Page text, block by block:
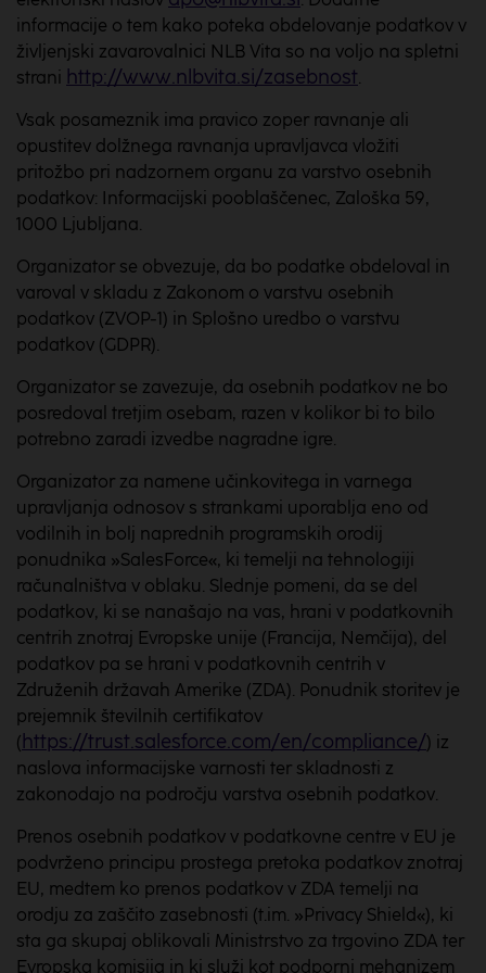
informacije o tem kako poteka obdelovanje podatkov v
življenjski zavarovalnici NLB Vita so na voljo na spletni
strani http://www.nlbvita.si/zasebnost.
Vsak posameznik ima pravico zoper ravnanje ali
opustitev dolžnega ravnanja upravljavca vložiti
pritožbo pri nadzornem organu za varstvo osebnih
podatkov: Informacijski pooblaščenec, Zaloška 59,
1000 Ljubljana.
Organizator se obvezuje, da bo podatke obdeloval in
varoval v skladu z Zakonom o varstvu osebnih
podatkov (ZVOP-1) in Splošno uredbo o varstvu
podatkov (GDPR).
Organizator se zavezuje, da osebnih podatkov ne bo
posredoval tretjim osebam, razen v kolikor bi to bilo
potrebno zaradi izvedbe nagradne igre.
Organizator za namene učinkovitega in varnega
upravljanja odnosov s strankami uporablja eno od
vodilnih in bolj naprednih programskih orodij
ponudnika »SalesForce«, ki temelji na tehnologiji
računalništva v oblaku. Slednje pomeni, da se del
podatkov, ki se nanašajo na vas, hrani v podatkovnih
centrih znotraj Evropske unije (Francija, Nemčija), del
podatkov pa se hrani v podatkovnih centrih v
Združenih državah Amerike (ZDA). Ponudnik storitev je
prejemnik številnih certifikatov
( https://trust.salesforce.com/en/compliance/) iz
naslova informacijske varnosti ter skladnosti z
zakonodajo na področju varstva osebnih podatkov.
Prenos osebnih podatkov v podatkovne centre v EU je
podvrženo principu prostega pretoka podatkov znotraj
EU, medtem ko prenos podatkov v ZDA temelji na
orodju za zaščito zasebnosti (t.im. »Privacy Shield«), ki
sta ga skupaj oblikovali Ministrstvo za trgovino ZDA ter
Evropska komisija in ki služi kot podporni mehanizem